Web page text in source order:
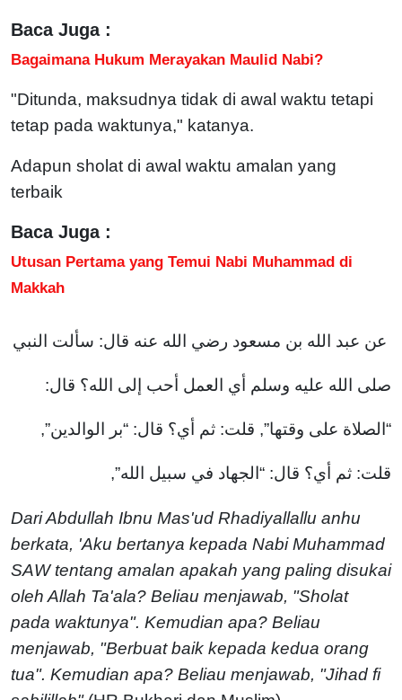
Baca Juga :
Bagaimana Hukum Merayakan Maulid Nabi?
"Ditunda, maksudnya tidak di awal waktu tetapi
tetap pada waktunya," katanya.
Adapun sholat di awal waktu amalan yang
terbaik
Baca Juga :
Utusan Pertama yang Temui Nabi Muhammad di
Makkah
عن عبد الله بن مسعود رضي الله عنه قال: سألت النبي
صلى الله عليه وسلم أي العمل أحب إلى الله؟ قال:
“الصلاة على وقتها”, قلت: ثم أي؟ قال: “بر الوالدين”,
قلت: ثم أي؟ قال: “الجهاد في سبيل الله”,
Dari Abdullah Ibnu Mas'ud Rhadiyallallu anhu
berkata, 'Aku bertanya kepada Nabi Muhammad
SAW tentang amalan apakah yang paling disukai
oleh Allah Ta'ala? Beliau menjawab, "Sholat
pada waktunya". Kemudian apa? Beliau
menjawab, "Berbuat baik kepada kedua orang
tua". Kemudian apa? Beliau menjawab, "Jihad fi